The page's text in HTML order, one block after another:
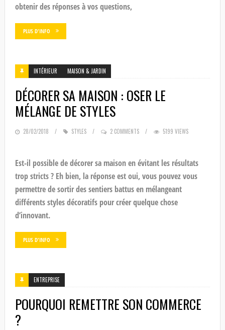
obtenir des réponses à vos questions,
PLUS D'INFO
INTÉRIEUR MAISON & JARDIN
DÉCORER SA MAISON : OSER LE
MÉLANGE DE STYLES
POSTED
28/02/2018 STYLES 2 COMMENTS 5199 VIEWS
Est-il possible de décorer sa maison en évitant les résultats
trop stricts ? Eh bien, la réponse est oui, vous pouvez vous
permettre de sortir des sentiers battus en mélangeant
différents styles décoratifs pour créer quelque chose
d’innovant.
PLUS D'INFO
ENTREPRISE
POURQUOI REMETTRE SON COMMERCE
?